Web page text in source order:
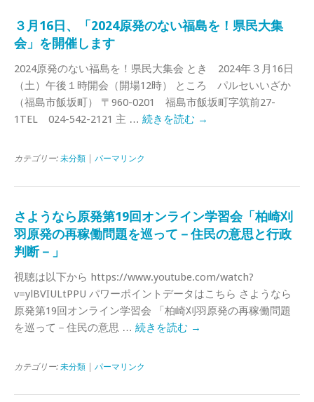
３月16日、「2024原発のない福島を！県民大集
会」を開催します
2024原発のない福島を！県民大集会 とき 2024年３月16日
（土）午後１時開会（開場12時） ところ パルセいいざか
（福島市飯坂町） 〒960-0201 福島市飯坂町字筑前27-
1TEL 024-542-2121 主 … 続きを読む →
カテゴリー: 未分類 パーマリンク
さようなら原発第19回オンライン学習会「柏崎刈
羽原発の再稼働問題を巡って－住民の意思と行政
判断－」
視聴は以下から https://www.youtube.com/watch?
v=ylBVIULtPPU パワーポイントデータはこちら さようなら
原発第19回オンライン学習会 「柏崎刈羽原発の再稼働問題
を巡って－住民の意思 … 続きを読む →
カテゴリー: 未分類 パーマリンク